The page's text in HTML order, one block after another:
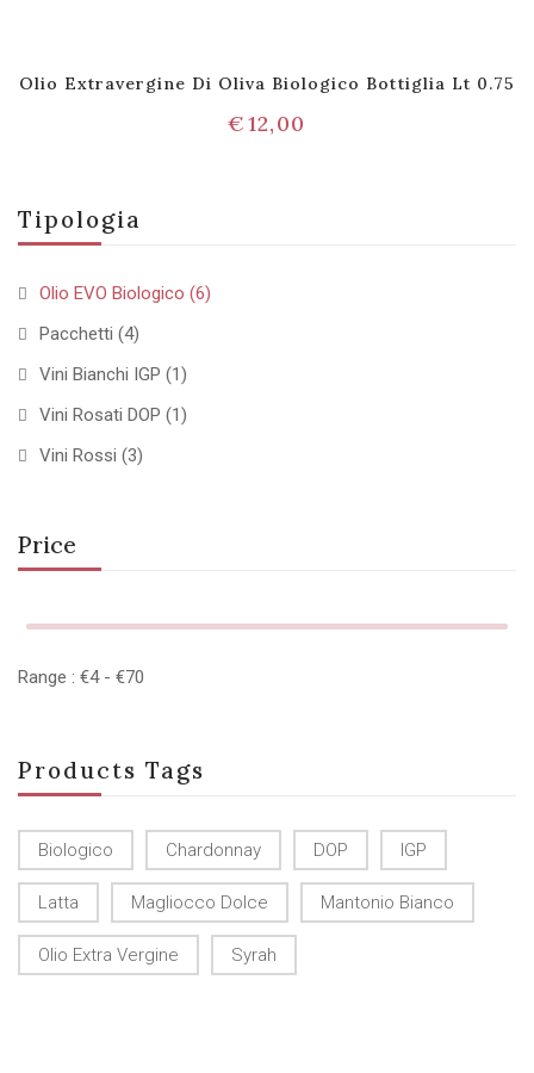
Tipologia
Olio EVO Biologico (6)
Pacchetti (4)
Vini Bianchi IGP (1)
Vini Rosati DOP (1)
Vini Rossi (3)
Price
Range : €4 - €70
Products Tags
Biologico Chardonnay DOP IGP
Latta Magliocco Dolce Mantonio Bianco
Olio Extra Vergine Syrah
Olio Extravergine Di Oliva Biologico Bottiglia Lt 0.75
€12,00